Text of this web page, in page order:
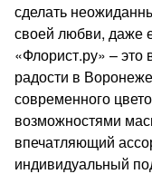
сделать
своей любви, даже
«Флорист.ру» –
радости в
современного
возможностями
впечатляющий
индивидуальный